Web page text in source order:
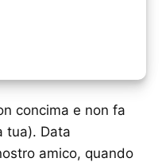
concima e non fa
tua). Data
amico, quando